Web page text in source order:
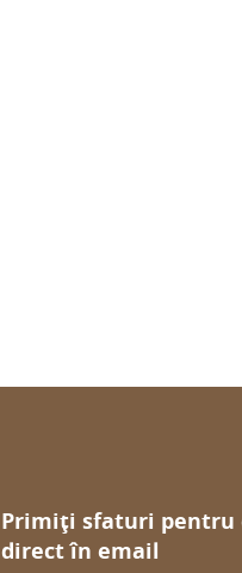
Primiți sfaturi pentru
direct în email